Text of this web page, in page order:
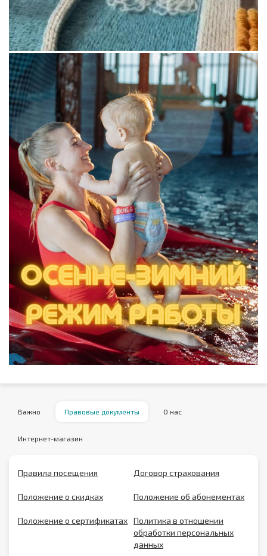
Важно Правовые документы О нас
Интернет-магазин
Правила посещения Договор страхования
Положение о скидках Положение об абонементах
Положение о сертификатах Политика в отношении
обработки персональных
данных